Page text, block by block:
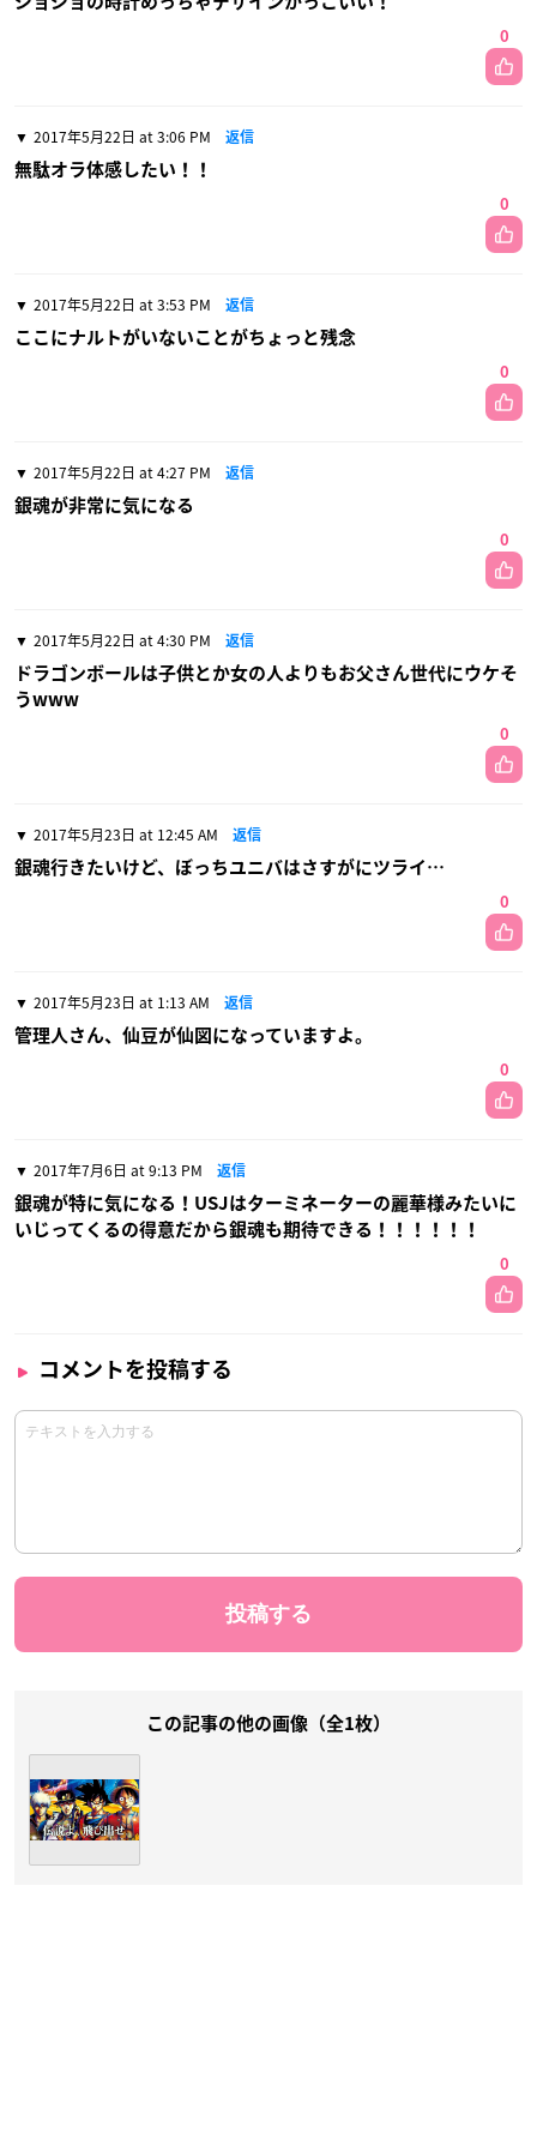
0
2017年5月22日 at 3:06 PM 返信
無駄オラ体感したい！！
0
2017年5月22日 at 3:53 PM 返信
ここにナルトがいないことがちょっと残念
0
2017年5月22日 at 4:27 PM 返信
銀魂が非常に気になる
0
2017年5月22日 at 4:30 PM 返信
ドラゴンボールは子供とか女の人よりもお父さん世代にウケそ
うwww
0
2017年5月23日 at 12:45 AM 返信
銀魂行きたいけど、ぼっちユニバはさすがにツライ…
0
2017年5月23日 at 1:13 AM 返信
管理人さん、仙豆が仙図になっていますよ。
0
2017年7月6日 at 9:13 PM 返信
銀魂が特に気になる！USJはターミネーターの麗華様みたいに
いじってくるの得意だから銀魂も期待できる！！！！！！
0
コメントを投稿する
この記事の他の画像（全1枚）